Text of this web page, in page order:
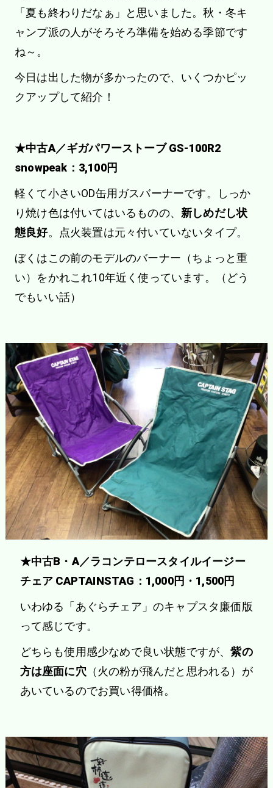
「夏も終わりだなぁ」と思いました。秋・冬キ
ャンプ派の人がそろそろ準備を始める季節です
ね～。
今日は出した物が多かったので、いくつかピッ
クアップして紹介！
★中古A／ギガパワーストーブ GS-100R2
snowpeak：3,100円
軽くて小さいOD缶用ガスバーナーです。しっか
り焼け色は付いてはいるものの、 新しめだし状
態良好。点火装置は元々付いていないタイプ。
ぼくはこの前のモデルのバーナー（ちょっと重
い）をかれこれ10年近く使っています。（どう
でもいい話）
★中古B・A／ラコンテロースタイルイージー
チェア CAPTAINSTAG：1,000円・1,500円
いわゆる「あぐらチェア」のキャプスタ廉価版
って感じです。
どちらも使用感少なめで良い状態ですが、紫の
方は座面に穴 （火の粉が飛んだと思われる）が
あいているのでお買い得価格。